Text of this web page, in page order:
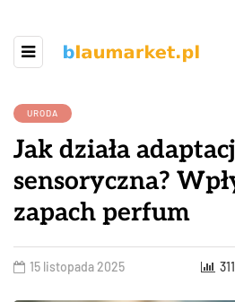
URODA
Jak działa
sensoryczna?
zapach perfum
15 listopada 2025 311